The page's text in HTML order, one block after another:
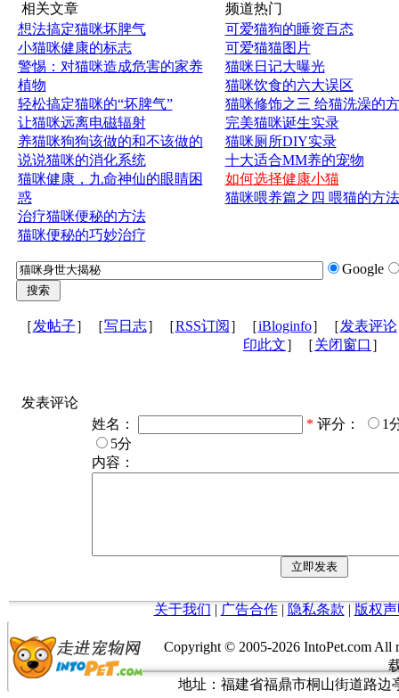
相关文章
想法搞定猫咪坏脾气
小猫咪健康的标志
警惕：对猫咪造成危害的家养
植物
轻松搞定猫咪的“坏脾气”
让猫咪远离电磁辐射
养猫咪狗狗该做的和不该做的
说说猫咪的消化系统
猫咪健康，九命神仙的眼睛困
惑
治疗猫咪便秘的方法
猫咪便秘的巧妙治疗
频道热门
可爱猫狗的睡资百态
可爱猫猫图片
猫咪日记大曝光
猫咪饮食的六大误区
猫咪修饰之三 给猫洗澡的
完美猫咪诞生实录
猫咪厕所DIY实录
十大适合MM养的宠物
如何选择健康小猫
猫咪喂养篇之四 喂猫的方法
Google
［发帖子］［写日志］［RSS订阅 ］［iBloginfo］［发表评论
印此文］［关闭窗口 ］
发表评论
姓名：
* 评分：
1
5分
内容：
关于我们 | 广告合作| 隐私条款 | 版权
Copyright © 2005-2026 IntoPet.com
地址：福建省福鼎市桐山街道路边